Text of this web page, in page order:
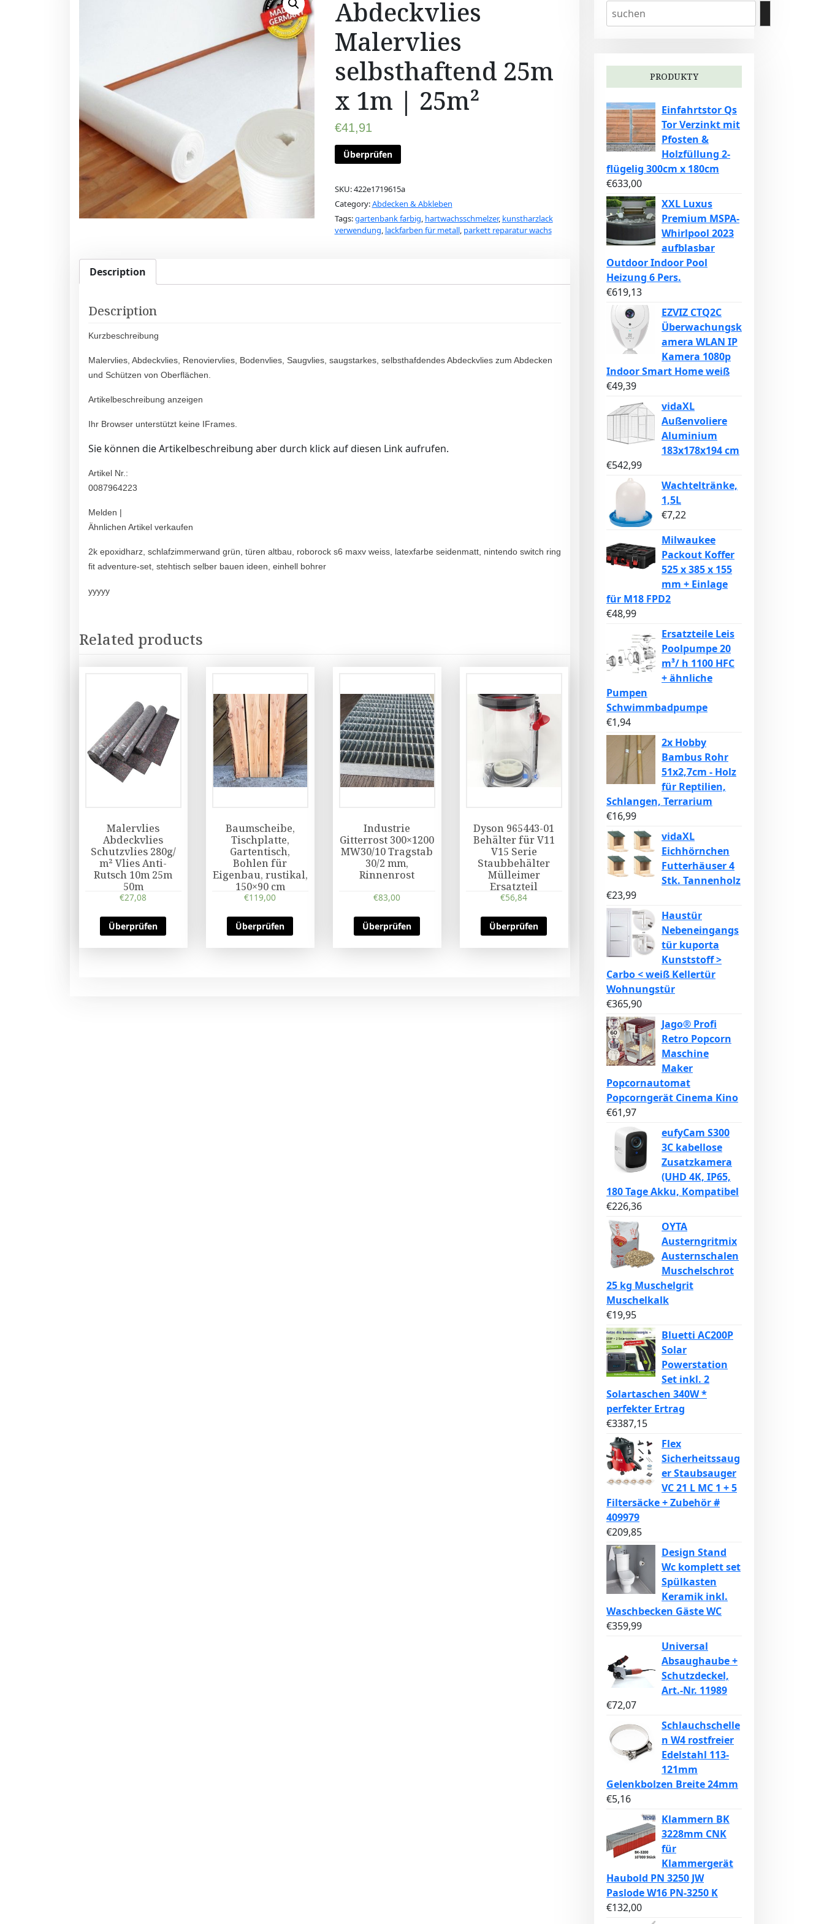
Abdeckvlies
Malervlies
selbsthaftend 25m
x 1m | 25m²
€41,91
Überprüfen
SKU:422e1719615a
Category:Abdecken & Abkleben
Tags:gartenbank farbig, hartwachsschmelzer, kunstharzlack
verwendung, lackfarben für metall, parkett reparatur wachs
Description
Description
Kurzbeschreibung
Malervlies, Abdeckvlies, Renoviervlies, Bodenvlies, Saugvlies, saugstarkes, selbsthafdendes Abdeckvlies zum Abdecken
und Schützen von Oberflächen.
Artikelbeschreibung anzeigen
Ihr Browser unterstützt keine IFrames.
Sie können die Artikelbeschreibung aber durch klick auf diesen Link aufrufen.
Artikel Nr.:
0087964223
Melden |
Ähnlichen Artikel verkaufen
2k epoxidharz, schlafzimmerwand grün, türen altbau, roborock s6 maxv weiss, latexfarbe seidenmatt, nintendo switch ring
fit adventure-set, stehtisch selber bauen ideen, einhell bohrer
yyyyy
Related products
Malervlies
Abdeckvlies
Schutzvlies 280g/
m² Vlies Anti-
Rutsch 10m 25m
50m
€27,08
Überprüfen
Baumscheibe,
Tischplatte,
Gartentisch,
Bohlen für
Eigenbau, rustikal,
150×90 cm
€119,00
Überprüfen
Industrie
Gitterrost 300×1200
MW30/10 Tragstab
30/2 mm,
Rinnenrost
€83,00
Überprüfen
Dyson 965443-01
Behälter für V11
V15 Serie
Staubbehälter
Mülleimer
Ersatzteil
€56,84
Überprüfen
PRODUKTY
Einfahrtstor Qs
Tor Verzinkt mit
Pfosten &
Holzfüllung 2-
flügelig 300cm x 180cm
€633,00
XXL Luxus
Premium MSPA-
Whirlpool 2023
aufblasbar
Outdoor Indoor Pool
Heizung 6 Pers.
€619,13
EZVIZ CTQ2C
Überwachungsk
amera WLAN IP
Kamera 1080p
Indoor Smart Home weiß
€49,39
vidaXL
Außenvoliere
Aluminium
183x178x194 cm
€542,99
Wachteltränke,
1,5L
€7,22
Milwaukee
Packout Koffer
525 x 385 x 155
mm + Einlage
für M18 FPD2
€48,99
Ersatzteile Leis
Poolpumpe 20
m³/ h 1100 HFC
+ ähnliche
Pumpen
Schwimmbadpumpe
€1,94
2x Hobby
Bambus Rohr
51x2,7cm - Holz
für Reptilien,
Schlangen, Terrarium
€16,99
vidaXL
Eichhörnchen
Futterhäuser 4
Stk. Tannenholz
€23,99
Haustür
Nebeneingangs
tür kuporta
Kunststoff >
Carbo < weiß Kellertür
Wohnungstür
€365,90
Jago® Profi
Retro Popcorn
Maschine
Maker
Popcornautomat
Popcorngerät Cinema Kino
€61,97
eufyCam S300
3C kabellose
Zusatzkamera
(UHD 4K, IP65,
180 Tage Akku, Kompatibel
€226,36
OYTA
Austerngritmix
Austernschalen
Muschelschrot
25 kg Muschelgrit
Muschelkalk
€19,95
Bluetti AC200P
Solar
Powerstation
Set inkl. 2
Solartaschen 340W *
perfekter Ertrag
€3387,15
Flex
Sicherheitssaug
er Staubsauger
VC 21 L MC 1 + 5
Filtersäcke + Zubehör #
409979
€209,85
Design Stand
Wc komplett set
Spülkasten
Keramik inkl.
Waschbecken Gäste WC
€359,99
Universal
Absaughaube +
Schutzdeckel,
Art.-Nr. 11989
€72,07
Schlauchschelle
n W4 rostfreier
Edelstahl 113-
121mm
Gelenkbolzen Breite 24mm
€5,16
Klammern BK
3228mm CNK
für
Klammergerät
Haubold PN 3250 JW
Paslode W16 PN-3250 K
€132,00